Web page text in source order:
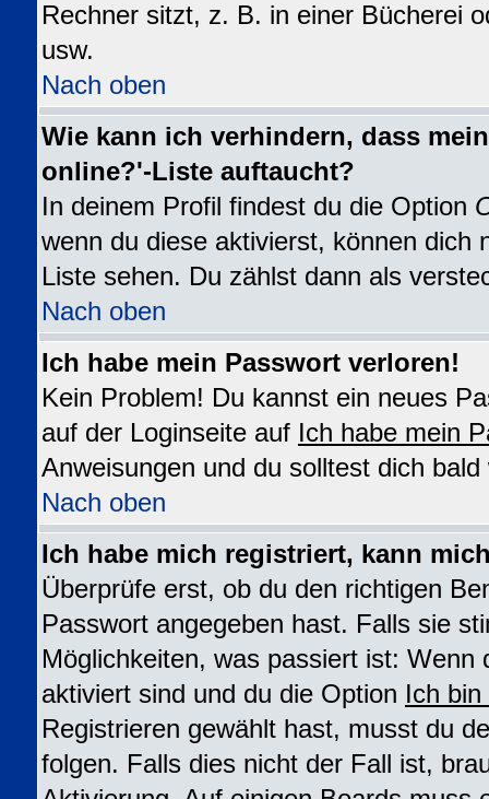
Rechner sitzt, z. B. in einer Bücherei
usw.
Nach oben
Wie kann ich verhindern, dass
online?'-Liste auftaucht?
In deinem Profil findest du die Option
wenn du diese aktivierst, können dich
Liste sehen. Du zählst dann als
Nach oben
Ich habe mein Passwort verloren!
Kein Problem! Du kannst ein neues
auf der Loginseite auf Ich habe mein
Anweisungen und du solltest dich
Nach oben
Ich habe mich registriert, kann
Überprüfe erst, ob du den richtigen
Passwort angegeben hast. Falls sie
Möglichkeiten, was passiert ist: Wenn
aktiviert sind und du die Option Ich
Registrieren gewählt hast, musst du
folgen. Falls dies nicht der Fall ist,